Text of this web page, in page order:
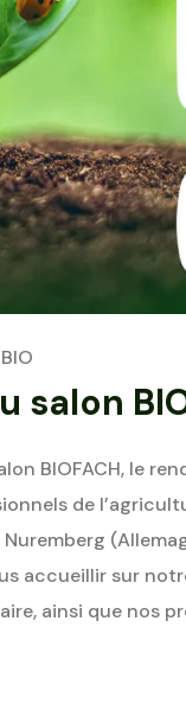
salon
BIOFACH, le
de
accueillir sur
ainsi que nos